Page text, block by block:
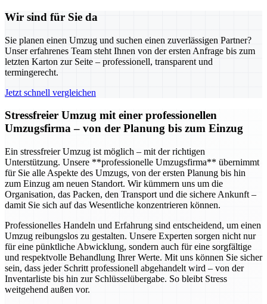
Wir sind für Sie da
Sie planen einen Umzug und suchen einen zuverlässigen Partner?
Unser erfahrenes Team steht Ihnen von der ersten Anfrage bis zum
letzten Karton zur Seite – professionell, transparent und
termingerecht.
Jetzt schnell vergleichen
Stressfreier Umzug mit einer professionellen
Umzugsfirma – von der Planung bis zum Einzug
Ein stressfreier Umzug ist möglich – mit der richtigen
Unterstützung. Unsere **professionelle Umzugsfirma** übernimmt
für Sie alle Aspekte des Umzugs, von der ersten Planung bis hin
zum Einzug am neuen Standort. Wir kümmern uns um die
Organisation, das Packen, den Transport und die sichere Ankunft –
damit Sie sich auf das Wesentliche konzentrieren können.
Professionelles Handeln und Erfahrung sind entscheidend, um einen
Umzug reibungslos zu gestalten. Unsere Experten sorgen nicht nur
für eine pünktliche Abwicklung, sondern auch für eine sorgfältige
und respektvolle Behandlung Ihrer Werte. Mit uns können Sie sicher
sein, dass jeder Schritt professionell abgehandelt wird – von der
Inventarliste bis hin zur Schlüsselübergabe. So bleibt Stress
weitgehend außen vor.